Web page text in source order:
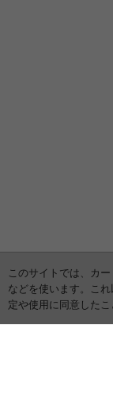
このサイトでは、カ
などを使います。こ
定や使用に同意した